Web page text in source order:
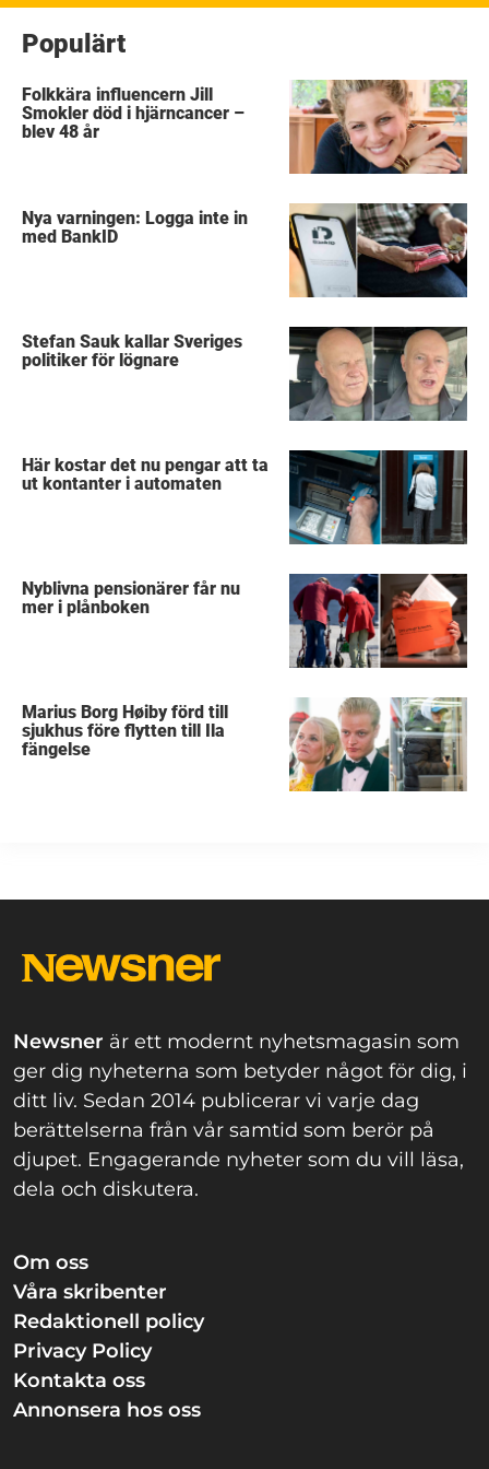
Populärt
Folkkära influencern Jill
Smokler död i hjärncancer –
blev 48 år
Nya varningen: Logga inte in
med BankID
Stefan Sauk kallar Sveriges
politiker för lögnare
Här kostar det nu pengar att ta
ut kontanter i automaten
Nyblivna pensionärer får nu
mer i plånboken
Marius Borg Høiby förd till
sjukhus före flytten till Ila
fängelse
Newsner är ett modernt nyhetsmagasin som
ger dig nyheterna som betyder något för dig, i
ditt liv. Sedan 2014 publicerar vi varje dag
berättelserna från vår samtid som berör på
djupet. Engagerande nyheter som du vill läsa,
dela och diskutera.
Om oss
Våra skribenter
Redaktionell policy
Privacy Policy
Kontakta oss
Annonsera hos oss